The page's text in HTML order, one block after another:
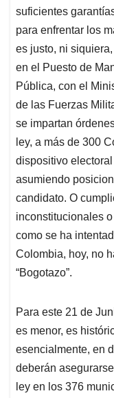
suficientes
para enfrentar los
es justo, ni
en el Puesto de
Pública, con el
de las Fuerzas
se impartan
ley, a más de 300
dispositivo
asumiendo
candidato. O
inconstitucionales
como se ha
Colombia, hoy, no
“Bogotazo”.
Para este 21 de
es menor, es
esencialmente, en
deberán
ley en los 376